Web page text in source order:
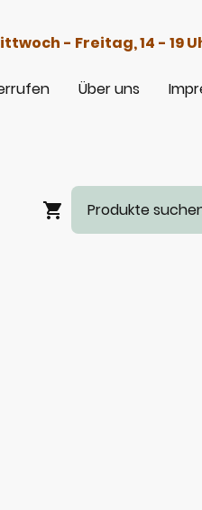
- Freitag, 14 - 19
Über uns